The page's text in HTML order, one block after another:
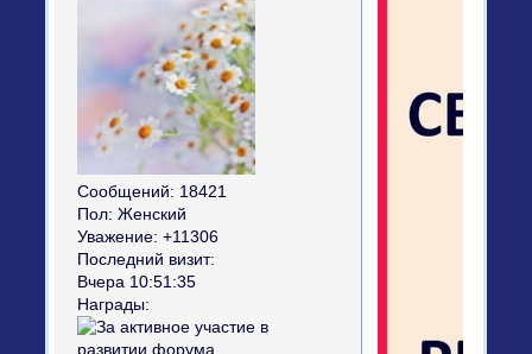
Сообщений: 18421
Пол: Женский
Уважение: +11306
Последний визит:
Вчера 10:51:35
Награды: